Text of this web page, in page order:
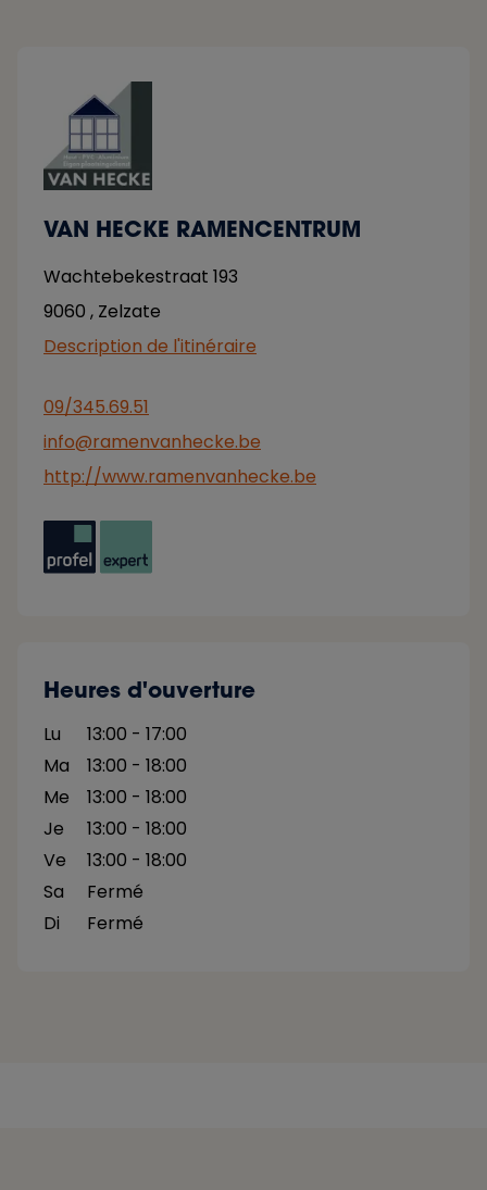
VAN HECKE RAMENCENTRUM
Wachtebekestraat 193
9060 , Zelzate
Description de l'itinéraire
09/345.69.51
info@ramenvanhecke.be
http://www.ramenvanhecke.be
Heures d'ouverture
Lu
13:00 - 17:00
Ma
13:00 - 18:00
Me
13:00 - 18:00
Je
13:00 - 18:00
Ve
13:00 - 18:00
Sa
Fermé
Di
Fermé